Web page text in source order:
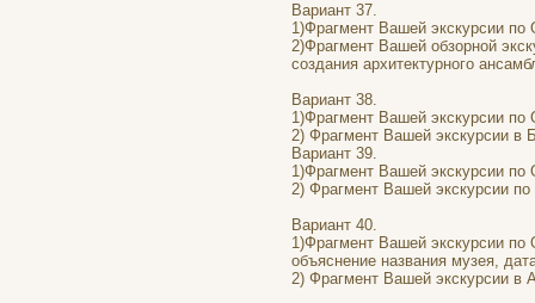
Вариант 37.
1)Фрагмент Вашей экскурсии
2)Фрагмент Вашей обзорной
создания архитектурного
Вариант 38.
1)Фрагмент Вашей экскурсии
2) Фрагмент Вашей экскурсии в
Вариант 39.
1)Фрагмент Вашей экскурсии
2) Фрагмент Вашей экскурсии
Вариант 40.
1)Фрагмент Вашей экскурсии
объяснение названия музея,
2) Фрагмент Вашей экскурсии в